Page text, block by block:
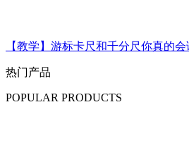
【教学】游标卡尺和千分尺你真的
热门产品
POPULAR PRODUCTS